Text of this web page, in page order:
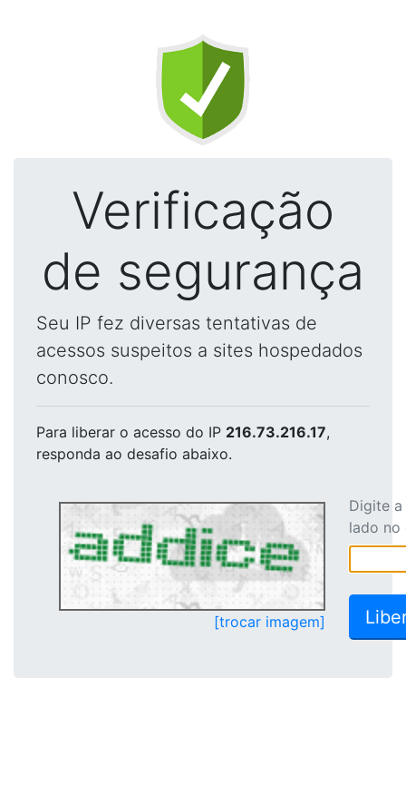
Verificação
de segurança
Seu IP fez diversas tentativas de
acessos suspeitos a sites hospedados
conosco.
Para liberar o acesso do IP 216.73.216.17,
responda ao desafio abaixo.
[trocar imagem]
Digite
lado no